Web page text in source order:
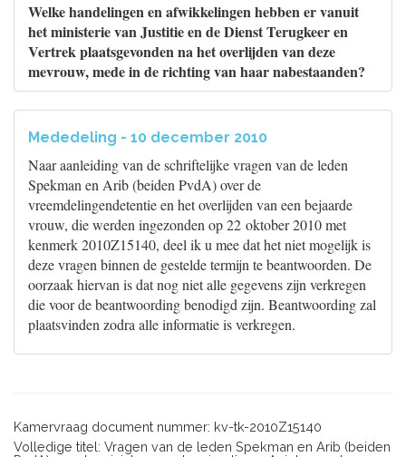
Welke handelingen en afwikkelingen hebben er vanuit
het ministerie van Justitie en de Dienst Terugkeer en
Vertrek plaatsgevonden na het overlijden van deze
mevrouw, mede in de richting van haar nabestaanden?
Mededeling - 10 december 2010
Naar aanleiding van de schriftelijke vragen van de leden
Spekman en Arib (beiden PvdA) over de
vreemdelingendetentie en het overlijden van een bejaarde
vrouw, die werden ingezonden op 22 oktober 2010 met
kenmerk 2010Z15140, deel ik u mee dat het niet mogelijk is
deze vragen binnen de gestelde termijn te beantwoorden. De
oorzaak hiervan is dat nog niet alle gegevens zijn verkregen
die voor de beantwoording benodigd zijn. Beantwoording zal
plaatsvinden zodra alle informatie is verkregen.
Kamervraag document nummer: kv-tk-2010Z15140
Volledige titel: Vragen van de leden Spekman en Arib (beiden